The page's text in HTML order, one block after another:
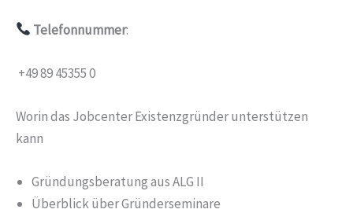
Telefonnummer:
+49 89 45355 0
Worin das Jobcenter Existenzgründer unterstützen
kann
Gründungsberatung aus ALG II
Überblick über Gründerseminare